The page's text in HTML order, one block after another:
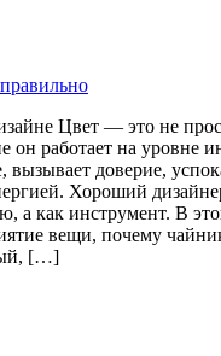
Цвет — это не
он работает на уровне
вызывает доверие,
Хороший
а как инструмент. В
вещи, почему
[…]